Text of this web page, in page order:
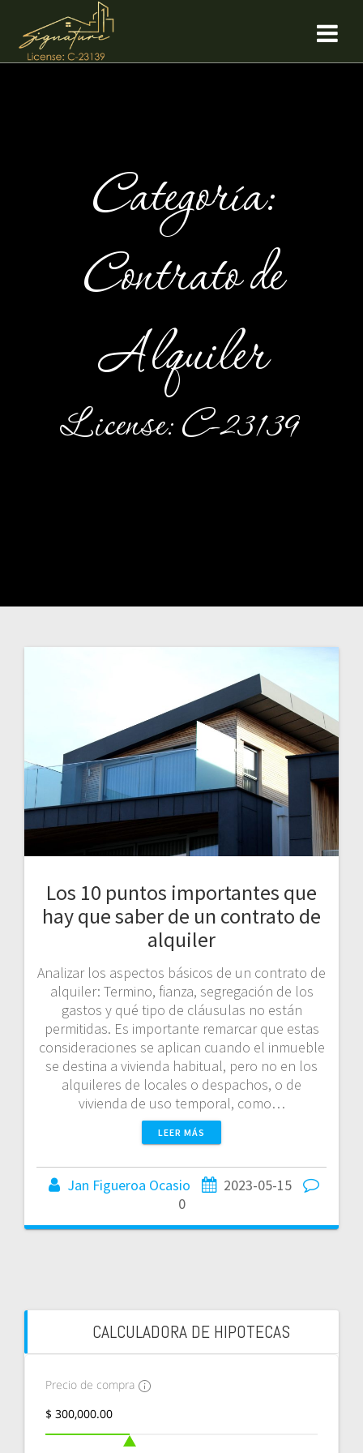
Categoría:
Contrato de
Alquiler
License: C-23139
Los 10 puntos importantes que
hay que saber de un contrato de
alquiler
Analizar los aspectos básicos de un contrato de
alquiler: Termino, fianza, segregación de los
gastos y qué tipo de cláusulas no están
permitidas. Es importante remarcar que estas
consideraciones se aplican cuando el inmueble
se destina a vivienda habitual, pero no en los
alquileres de locales o despachos, o de
vivienda de uso temporal, como…
LEER MÁS
Jan Figueroa Ocasio
2023-05-15
0
CALCULADORA DE HIPOTECAS
Precio de compra